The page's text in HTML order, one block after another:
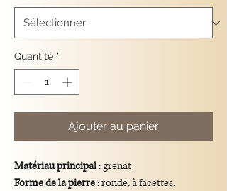
Quantité *
Ajouter au panier
Matériau principal: grenat
Forme de la pierre: ronde, à facettes.